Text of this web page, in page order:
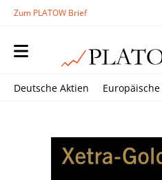
Zum PLATOW Brief
Deutsche Aktien